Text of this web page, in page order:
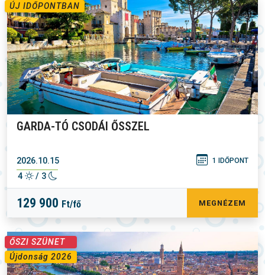
ÚJ IDŐPONTBAN
GARDA-TÓ CSODÁI ŐSSZEL
2026.10.15 1 IDŐPONT
4 / 3
129 900 Ft/fő MEGNÉZEM
ŐSZI SZÜNET
Újdonság 2026